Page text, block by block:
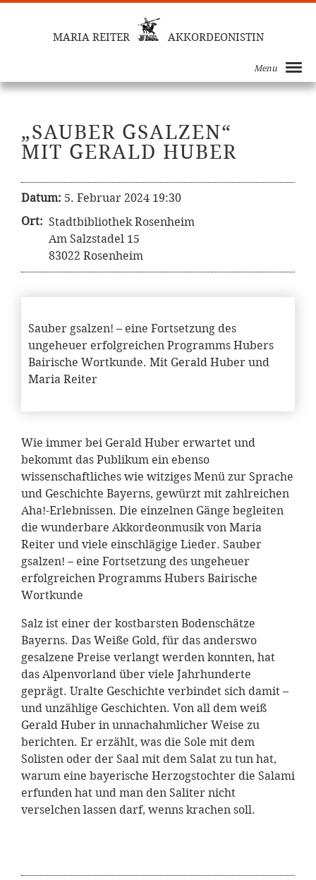
MARIA REITER AKKORDEONISTIN
Menu
„SAUBER GSALZEN“
MIT GERALD HUBER
Datum: 5. Februar 2024 19:30
Ort: Stadtbibliothek Rosenheim
Am Salzstadel 15
83022 Rosenheim
Sauber gsalzen! – eine Fortsetzung des
ungeheuer erfolgreichen Programms Hubers
Bairische Wortkunde. Mit Gerald Huber und
Maria Reiter
Wie immer bei Gerald Huber erwartet und
bekommt das Publikum ein ebenso
wissenschaftliches wie witziges Menü zur Sprache
und Geschichte Bayerns, gewürzt mit zahlreichen
Aha!-Erlebnissen. Die einzelnen Gänge begleiten
die wunderbare Akkordeonmusik von Maria
Reiter und viele einschlägige Lieder. Sauber
gsalzen! – eine Fortsetzung des ungeheuer
erfolgreichen Programms Hubers Bairische
Wortkunde
Salz ist einer der kostbarsten Bodenschätze
Bayerns. Das Weiße Gold, für das anderswo
gesalzene Preise verlangt werden konnten, hat
das Alpenvorland über viele Jahrhunderte
geprägt. Uralte Geschichte verbindet sich damit –
und unzählige Geschichten. Von all dem weiß
Gerald Huber in unnachahmlicher Weise zu
berichten. Er erzählt, was die Sole mit dem
Solisten oder der Saal mit dem Salat zu tun hat,
warum eine bayerische Herzogstochter die Salami
erfunden hat und man den Saliter nicht
verselchen lassen darf, wenns krachen soll.